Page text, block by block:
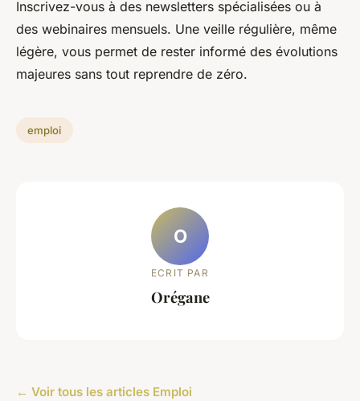
Inscrivez-vous à des newsletters spécialisées ou à
des webinaires mensuels. Une veille régulière, même
légère, vous permet de rester informé des évolutions
majeures sans tout reprendre de zéro.
emploi
O
ECRIT PAR
Orégane
← Voir tous les articles Emploi